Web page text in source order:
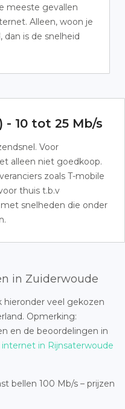
meeste gevallen
Alleen, woon je
is de snelheid
- 10 tot 25 Mb/s
Voor
alleen niet goedkoop.
zoals T-mobile
thuis t.b.v
snelheden die onder
in Zuiderwoude
hieronder veel gekozen
Opmerking:
en de beoordelingen in
internet in Rijnsaterwoude
bellen 100 Mb/s – prijzen